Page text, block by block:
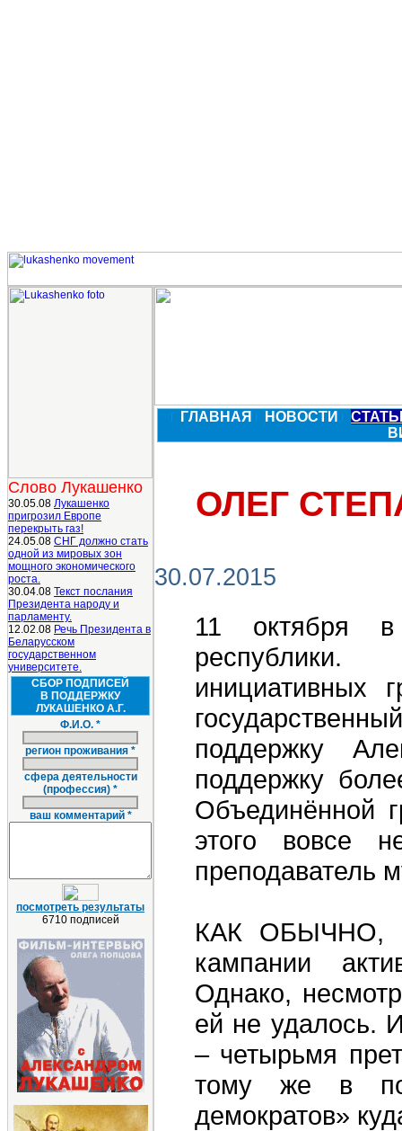
Слово Лукашенко
30.05.08 Лукашенко
пригрозил Европе
перекрыть газ!
24.05.08 СНГ должно стать
одной из мировых зон
мощного экономического
роста.
30.04.08 Текст послания
Президента народу и
парламенту.
12.02.08 Речь Президента в
Беларусском
государственном
университете.
СБОР ПОДПИСЕЙ
В ПОДДЕРЖКУ
ЛУКАШЕНКО А.Г.
Ф.И.О. *
регион проживания *
сфера деятельности
(профессия) *
ваш комментарий *
посмотреть результаты
6710 подписей
ГЛАВНАЯ НОВОСТИ
ОЛЕГ
30.07.2015
11 октября в
республики.
инициативных
поддержку
поддержку
Объединённой
этого вовсе
преподаватель
КАК ОБЫЧНО,
кампании
Однако,
ей не удалось.
– четырьмя
тому же в
демократов»